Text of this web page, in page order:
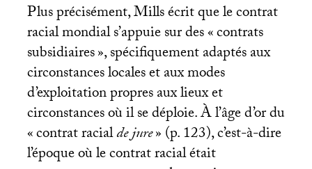
Plus précisément, Mills écrit que le contrat
racial mondial s’appuie sur des «contrats
subsidiaires», spécifiquement adaptés aux
circonstances locales et aux modes
d’exploitation propres aux lieux et
circonstances où il se déploie. À l’âge d’or du
«contrat racialde jure» (p. 123), c’est-à-dire
l’époque où le contrat racial était